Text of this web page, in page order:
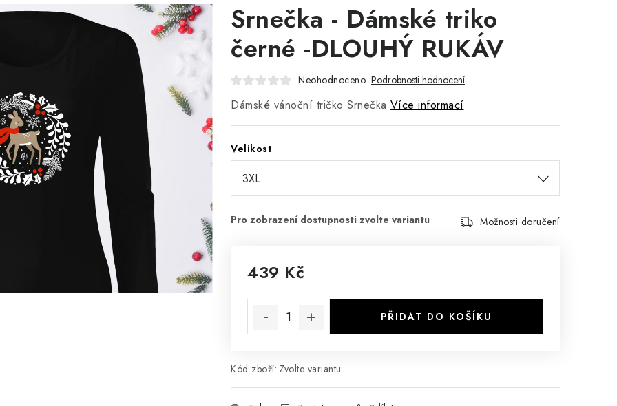
Srnečka - Dámské triko
černé -DLOUHÝ RUKÁV
Neohodnoceno Podrobnosti hodnocení
Dámské vánoční tričko Srnečka Více informací
Velikost
Možnosti doručení
439 Kč
PŘIDAT DO KOŠÍKU
Kód zboží: Zvolte variantu